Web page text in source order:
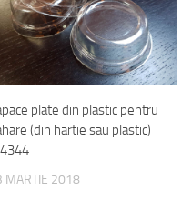
plate din plastic pentru
(din hartie sau plastic)
MARTIE 2018